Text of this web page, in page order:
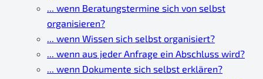
... wenn Beratungstermine sich von selbst
organisieren?
... wenn Wissen sich selbst organisiert?
... wenn aus jeder Anfrage ein Abschluss wird?
... wenn Dokumente sich selbst erklären?